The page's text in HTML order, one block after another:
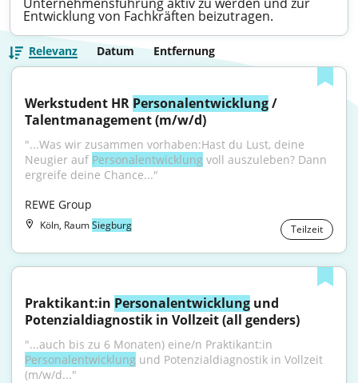
Entwicklung von Fachkräften beizutragen.
Relevanz Datum Entfernung
Werkstudent HR Personalentwicklung /
Talentmanagement (m/w/d)
"...Was wir zusammen vorhaben:Hast du Lust, deine
Neugier auf Personalentwicklung voll auszuleben? Dann
ergreife deine Chance..."
REWE Group
Köln, RaumSiegburg Teilzeit
Praktikant:in Personalentwicklung und
Potenzialdiagnostik in Vollzeit (all genders)
Personalentwicklung und Potenzialdiagnostik in Vollzeit
(m/w/d..."